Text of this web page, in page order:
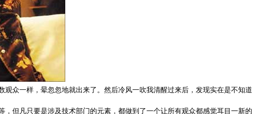
观众一样，晕忽忽地就出来了。然后冷风一吹我清醒过来后，发现实在是不知道
，但凡只要是涉及技术部门的元素，都做到了一个让所有观众都感觉耳目一新的